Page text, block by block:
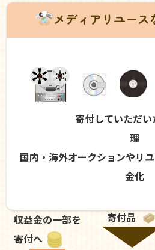
メディアリユース
寄付していただいたメ
理
国内・海外オークションやリ
金化
収益金の一部を
寄付へ
寄付品